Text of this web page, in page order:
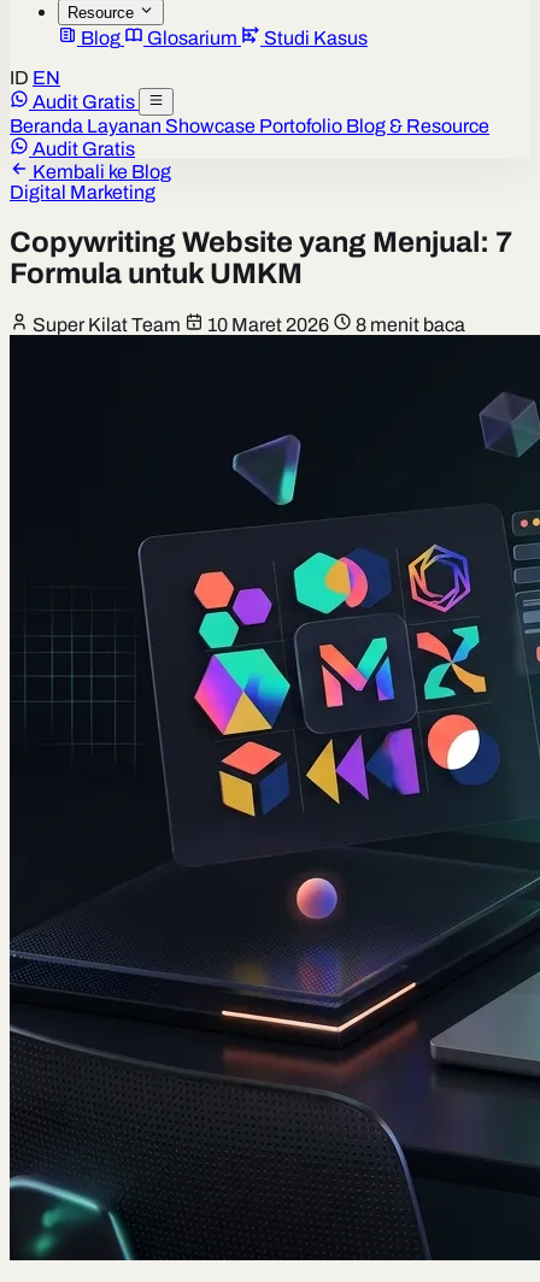
Resource
Blog Glosarium
Studi Kasus
ID EN
Audit Gratis
Beranda Layanan Showcase Portofolio Blog & Resource
Audit Gratis
Kembali ke Blog
Digital Marketing
Copywriting Website yang Menjual: 7
Formula untuk UMKM
Super Kilat Team 10 Maret 2026 8 menit baca